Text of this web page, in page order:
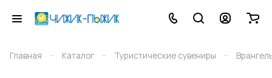
Главная – Каталог – Туристические сувениры –